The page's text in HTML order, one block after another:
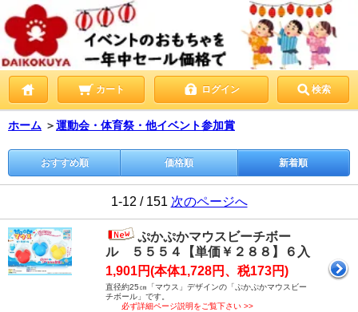
カート ログイン 検索
ホーム ＞運動会・体育祭・他イベント参加賞
おすすめ順 価格順 新着順
1-12 / 151 次のページへ
ぷかぷかマウスビーチボー
ル ５５５４【単価￥２８８】６入
1,901円(本体1,728円、税173円)
直径約25㎝「マウス」デザインの「ぷかぷかマウスビー
チボール」です。
必ず詳細ページ説明をご覧下さい >>